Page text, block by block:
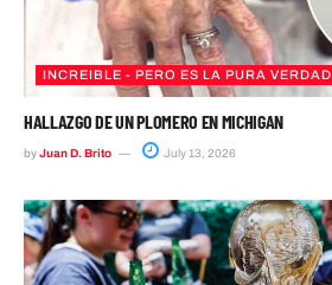
INCREIBLE - PERO ES LA PURA VERDAD
HALLAZGO DE UN PLOMERO EN MICHIGAN
byJuan D. Brito July 13, 2026